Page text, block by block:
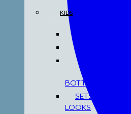
KIDS
BOTTOM
SETS & AIRPORT
LOOKS